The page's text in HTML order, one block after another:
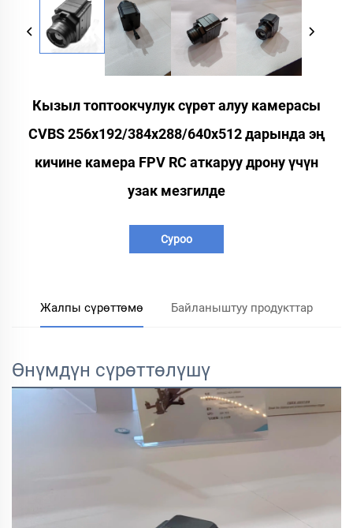
Кызыл топтоокчулук сүрөт алуу камерасы
CVBS 256x192/384x288/640x512 дарында эң
кичине камера FPV RC аткаруу дрону үчүн
узак мезгилде
Суроо
Жалпы сүрөттөмө Байланыштуу продукттар
Өнүмдүн сүрөттөлүшү